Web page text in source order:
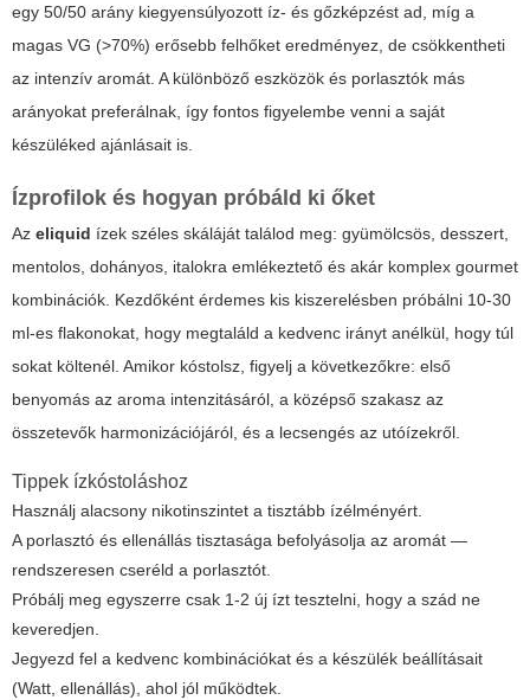
egy 50/50 arány kiegyensúlyozott íz- és gőzképzést ad, míg a
magas VG (>70%) erősebb felhőket eredményez, de csökkentheti
az intenzív aromát. A különböző eszközök és porlasztók más
arányokat preferálnak, így fontos figyelembe venni a saját
készüléked ajánlásait is.
Ízprofilok és hogyan próbáld ki őket
Az eliquid ízek széles skáláját találod meg: gyümölcsös, desszert,
mentolos, dohányos, italokra emlékeztető és akár komplex gourmet
kombinációk. Kezdőként érdemes kis kiszerelésben próbálni 10-30
ml-es flakonokat, hogy megtaláld a kedvenc irányt anélkül, hogy túl
sokat költenél. Amikor kóstolsz, figyelj a következőkre: első
benyomás az aroma intenzitásáról, a középső szakasz az
összetevők harmonizációjáról, és a lecsengés az utóízekről.
Tippek ízkóstoláshoz
Használj alacsony nikotinszintet a tisztább ízélményért.
A porlasztó és ellenállás tisztasága befolyásolja az aromát —
rendszeresen cseréld a porlasztót.
Próbálj meg egyszerre csak 1-2 új ízt tesztelni, hogy a szád ne
keveredjen.
Jegyezd fel a kedvenc kombinációkat és a készülék beállításait
(Watt, ellenállás), ahol jól működtek.